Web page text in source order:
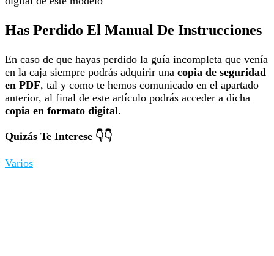
Has Perdido El Manual De Instrucciones
En caso de que hayas perdido la guía incompleta que venía
en la caja siempre podrás adquirir una copia de seguridad
en PDF, tal y como te hemos comunicado en el apartado
anterior, al final de este artículo podrás acceder a dicha
copia en formato digital.
Quizás Te Interese 👇👇
Varios